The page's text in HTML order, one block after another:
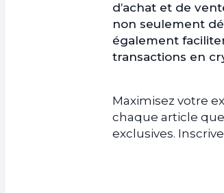
d’achat et de
non seulement
également faciliter
transactions en
Maximisez votre
chaque article
exclusives.